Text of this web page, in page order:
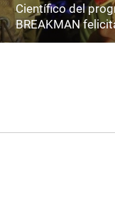
Científico del
BREAKMAN